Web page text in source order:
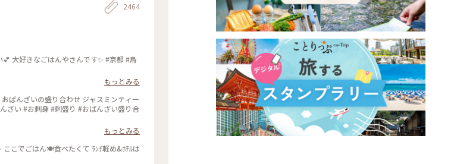
2464
もっとみる
もっとみる